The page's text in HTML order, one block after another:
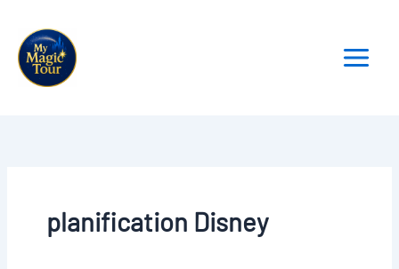
contenu
planification Disney